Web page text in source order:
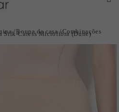
Roupa de casa Combinações
Silk-Caress Microfibra (Dune)